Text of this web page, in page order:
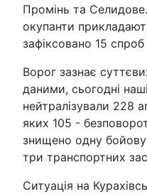
Промінь та
окупанти
зафіксовано 15
Ворог зазнає
даними, сьогодні
нейтралізували 228
яких 105 -
знищено одну
три транспортних
Ситуація на